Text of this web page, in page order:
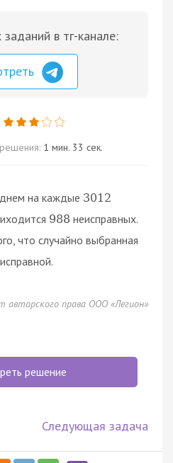
в тг-канале:
1 мин. 33 сек.
на каждые 3012
988 неисправных.
что случайно выбранная
авторского права ООО «Легион»
решение
Следующая задача